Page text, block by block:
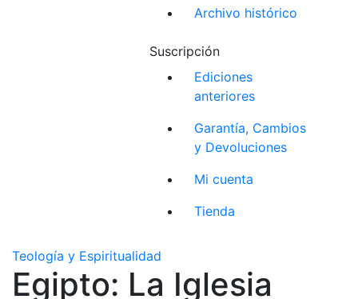
Archivo histórico
Suscripción
Ediciones
anteriores
Garantía, Cambios
y Devoluciones
Mi cuenta
Tienda
Teología y Espiritualidad
Egipto: La Iglesia